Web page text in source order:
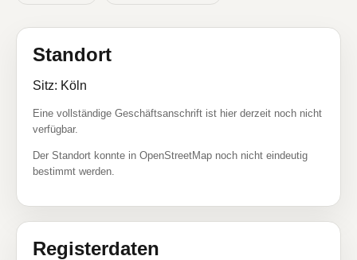
Standort
Sitz: Köln
Eine vollständige Geschäftsanschrift ist hier derzeit noch nicht
verfügbar.
Der Standort konnte in OpenStreetMap noch nicht eindeutig
bestimmt werden.
Registerdaten